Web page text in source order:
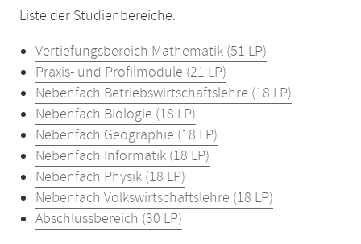
Liste der Studienbereiche:
Vertiefungsbereich Mathematik (51 LP)
Praxis- und Profilmodule (21 LP)
Nebenfach Betriebswirtschaftslehre (18 LP)
Nebenfach Biologie (18 LP)
Nebenfach Geographie (18 LP)
Nebenfach Informatik (18 LP)
Nebenfach Physik (18 LP)
Nebenfach Volkswirtschaftslehre (18 LP)
Abschlussbereich (30 LP)